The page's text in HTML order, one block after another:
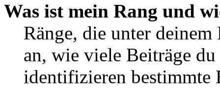
Was ist mein Rang und
Ränge, die unter deinem
an, wie viele Beiträge
identifizieren bestimmte